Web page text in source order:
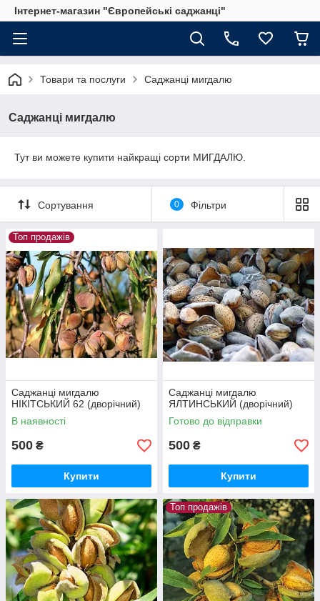
Інтернет-магазин "Європейські саджанці"
Товари та послуги Саджанці мигдалю
Саджанці мигдалю
Тут ви можете купити найкращі сорти МИГДАЛЮ.
Сортування 0 Фільтри
Топ продажів
Саджанці мигдалю
НІКІТСЬКИЙ 62 (дворічний)
В наявності
500 ₴
Купити
Саджанці мигдалю
ЯЛТИНСЬКИЙ (дворічний)
Готово до відправки
500 ₴
Купити
Топ продажів